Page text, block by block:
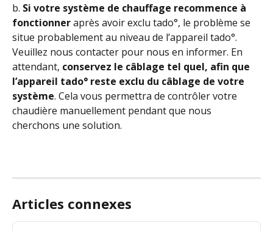
b. Si votre système de chauffage recommence à
fonctionner après avoir exclu tado°, le problème se
situe probablement au niveau de l’appareil tado°.
Veuillez nous contacter pour nous en informer. En
attendant, conservez le câblage tel quel, afin que
l’appareil tado° reste exclu du câblage de votre
système. Cela vous permettra de contrôler votre
chaudière manuellement pendant que nous
cherchons une solution.
Articles connexes